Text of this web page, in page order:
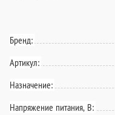
Бренд:
Артикул:
Назначение:
Напряжение питания, В: